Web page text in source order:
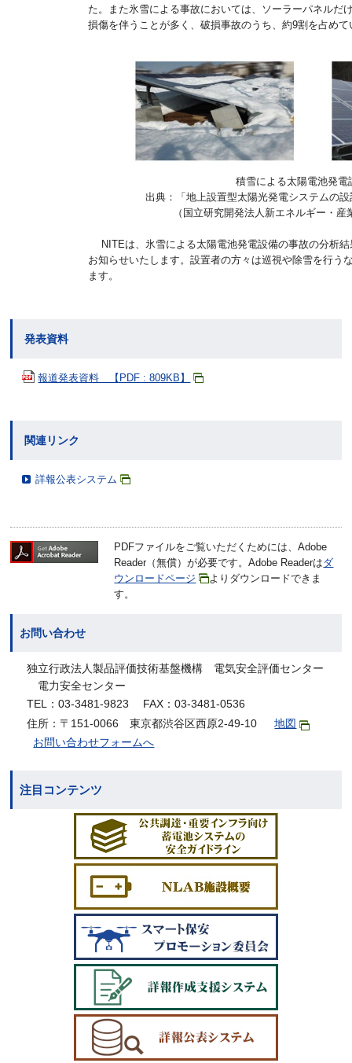
た。また氷雪による事故においては、ソーラーパネルだ
損傷を伴うことが多く、破損事故のうち、約9割を占め
積雪による太陽電池発電
出典：「地上設置型太陽光発電システムの
（国立研究開発法人新エネルギー・
NITEは、氷雪による太陽電池発電設備の事故の分析
お知らせいたします。設置者の方々は巡視や除雪を行う
ます。
発表資料
報道発表資料 【PDF : 809KB】
関連リンク
詳報公表システム
PDFファイルをご覧いただくためには、Adobe
Reader（無償）が必要です。Adobe Readerはダ
ウンロードページ
よりダウンロードできま
す。
お問い合わせ
独立行政法人製品評価技術基盤機構 電気安全評価センター
電力安全センター
TEL：03-3481-9823 FAX：03-3481-0536
住所：〒151-0066 東京都渋谷区西原2-49-10
地図
お問い合わせフォームへ
注目コンテンツ